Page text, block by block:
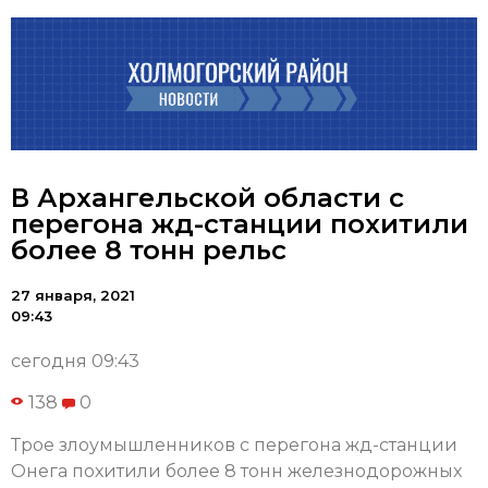
В Архангельской области с
перегона жд-станции похитили
более 8 тонн рельс
27 января, 2021
09:43
сегодня 09:43
138 0
Трое злоумышленников с перегона жд-станции
Онега похитили более 8 тонн железнодорожных